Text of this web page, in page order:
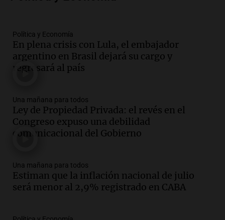
Episodios
Audio.La historia de la servilleta que
firmó Jorge Messi para el primer
contrato de Leo con Barcelona
Audio.Joan Gaspart: "Sin Jorge, no sé si
Messi hubiera llegado adonde llegó"
Una mañana para todos
Audio.El orgullo y el sueño argentino de
Jorge Messi en una entrevista con Rony
Vargas en 2007
Política y Economía
En plena crisis con Lula, el embajador
argentino en Brasil dejará su cargo y
regresará al país
Una mañana para todos
Ley de Propiedad Privada: el revés en el
Congreso expuso una debilidad
comunicacional del Gobierno
Una mañana para todos
Estiman que la inflación nacional de julio
será menor al 2,9% registrado en CABA